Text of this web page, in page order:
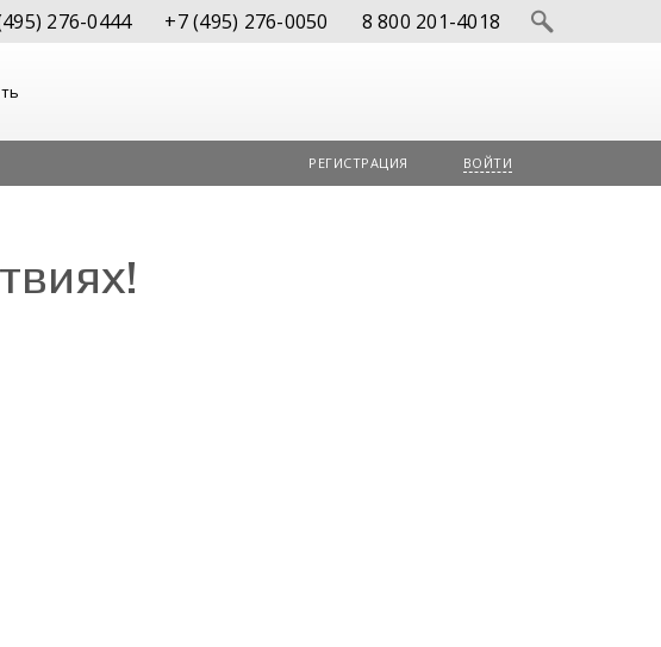
276-0444 +7 (495) 276-0050 8 800 201-4018
РЕГИСТРАЦИЯ ВОЙТИ